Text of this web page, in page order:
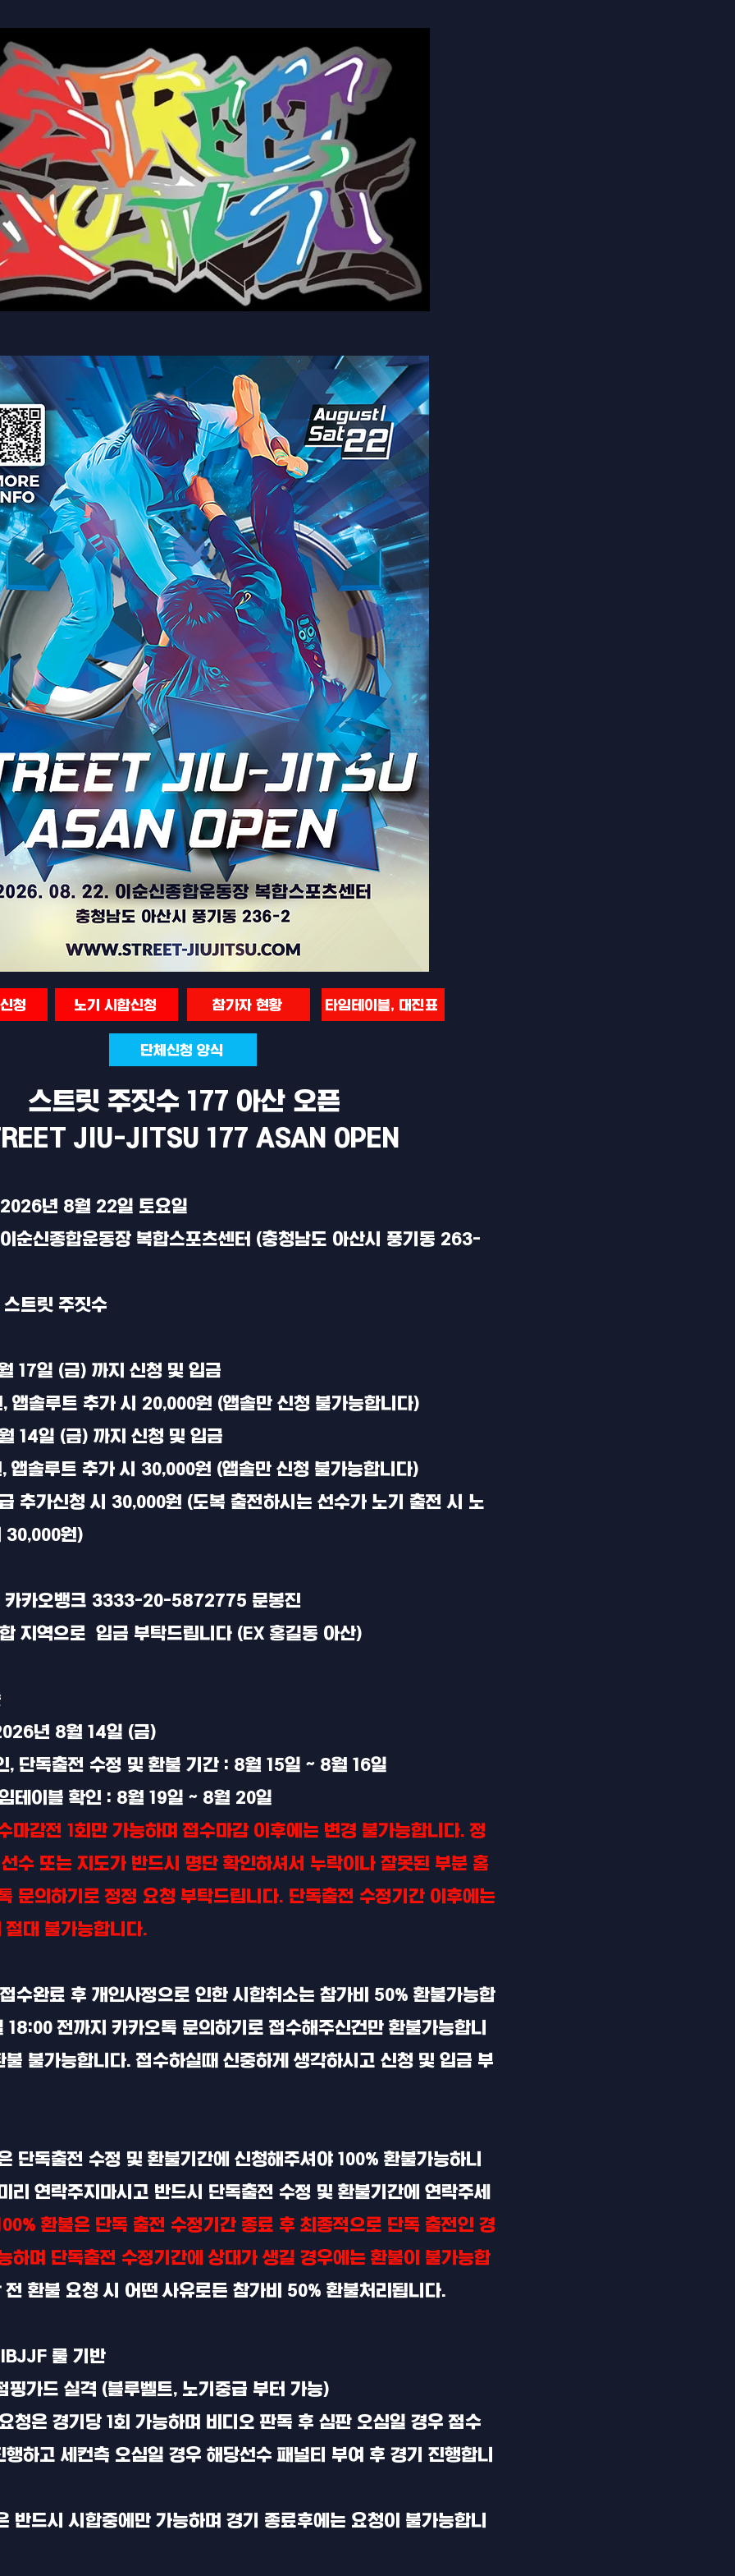
청 노기 시합신청 참가자 현황 타임테이블, 대진표
단체신청 양식
스트릿 주짓수 177 아산 오픈
JIU-JITSU 177 ASAN OPEN
년 8월 22일 토요일
순신종합운동장 복합스포츠센터 (충청남도 아산시 풍기동 263-
트릿 주짓수
17일 (금) 까지 신청 및 입금
앱솔루트 추가 시 20,000원 (앱솔만 신청 불가능합니다)
14일 (금) 까지 신청 및 입금
앱솔루트 추가 시 30,000원 (앱솔만 신청 불가능합니다)
추가신청 시 30,000원 (도복 출전하시는 선수가 노기 출전 시 노
30,000원)
카오뱅크 3333-20-5872775 문봉진
지역으로 입금 부탁드립니다 (EX 홍길동 아산)
년 8월 14일 (금)
, 단독출전 수정 및 환불 기간 : 8월 15일 ~ 8월 16일
테이블 확인 : 8월 19일 ~ 8월 20일
마감전 1회만 가능하며 접수마감 이후에는 변경 불가능합니다​. 정
수 또는 지도가 반드시 명단 확인하셔서 누락이나 잘못된 부분 홈
문의하기로 정정 요청 부탁드립니다. 단독출전 수정기간 이후에는
절대 불가능합니다.
수완료 후 개인사정으로 인한 시합취소는 참가비 50% 환불가능합
전까지 카카오톡 문의하기로 접수해주신건만 환불가능합니
불 불가능합니다. 접수하실때 신중하게 생각하시고 신청 및 입금 부
단독출전 수정 및 환불기간에 신청해주셔야 100% 환불가능하니
리 연락주지마시고 반드시 단독출전 수정 및 환불기간에 연락주세
환불은 단독 출전 수정기간 종료 후 최종적으로 단독 출전인 경
하며 단독출전 수정기간에 상대가 생길 경우에는 환불이 불가능합
환불 요청 시 어떤 사유로든 참가비 50% 환불처리됩니다.
룰 기반
핑가드 실격 (블루벨트, 노기중급 부터 가능)
청은 경기당 1회 가능하며 비디오 판독 후 심판 오심일 경우 점수
하고 세컨측 오심일 경우 해당선수 패널티 부여 후 경기 진행합니
반드시 시합중에만 가능하며 경기 종료후에는 요청이 불가능합니